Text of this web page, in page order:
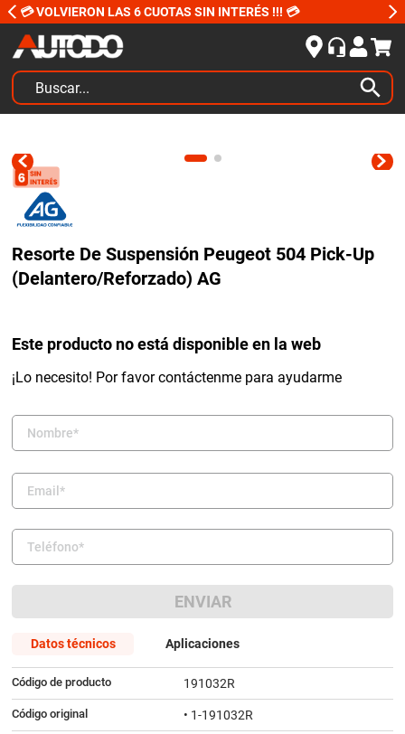
💳 VOLVIERON LAS 6 CUOTAS SIN INTERÉS !!! 💳
Buscar...
Resorte De Suspensión Peugeot 504 Pick-Up
(Delantero/Reforzado) AG
Este producto no está disponible en la web
¡Lo necesito! Por favor contáctenme para ayudarme
ENVIAR
Datos técnicos Aplicaciones
Código de producto 191032R
Código original • 1-191032R
1.
2.
amortiguadores
3.
bujias ngk
4.
honda civic
5.
renault
7.
bmw
8.
sprinter
9.
amortiguador